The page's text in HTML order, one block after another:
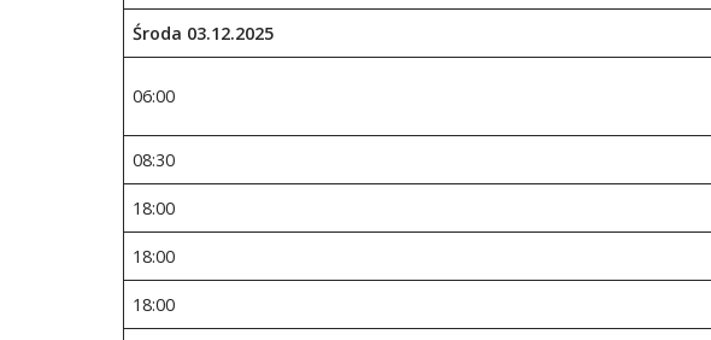
Środa 03.12.2025
06:00
08:30
18:00
18:00
18:00